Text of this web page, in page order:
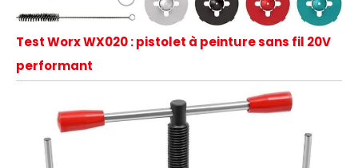
Test Worx WX020 : pistolet à peinture sans fil 20V
performant